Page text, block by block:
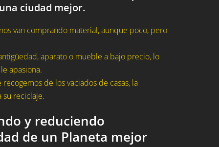
ciudad mejor.
van comprando material, aunque poco, pero
aparato o mueble a bajo precio, lo
apasiona.
de los vaciados de casas, la
su reciclaje.
y reduciendo
de un Planeta mejor